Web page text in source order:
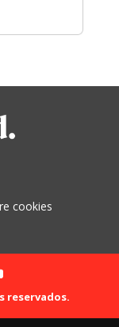
cookies
reservados.